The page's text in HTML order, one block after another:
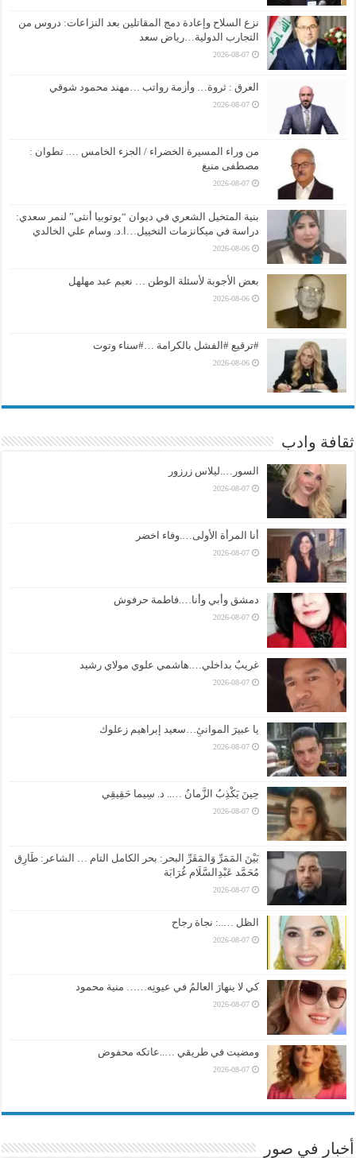
نزع السلاح وإعادة دمج المقاتلين بعد النزاعات: دروس من
التجارب الدولية…رياض سعد
2026-08-07
العرق : ثروة… وأزمة رواتب …مهند محمود شوقي
2026-08-07
من وراء المسيرة الخضراء / الجزء الخامس …. تطوان :
مصطفى منيغ
2026-08-07
بنية المتخيل الشعري في ديوان “يوتوبيا أنثى” لنمر سعدي:
دراسة في ميكانزمات التخييل…ا.د. وسام علي الخالدي
2026-08-06
بعض الأجوبة لأسئلة الوطن … نعيم عبد مهلهل
2026-08-06
#ترقيع #الفشل بالكرامة …#سناء وتوت
2026-08-06
ثقافة وادب
السور….ليلاس زرزور
2026-08-07
أنا المرأة الأولى….وفاء اخضر
2026-08-07
دمشق وأبي وأنا….فاطمة حرفوش
2026-08-07
غريبٌ بداخلي….هاشمي علوي مولاي رشيد
2026-08-07
يا عبيرَ الموانئِ…سعيد إبراهيم زعلوك
2026-08-07
حِينَ يَكْذِبُ الزَّمانُ ….. د. سِيما حَقِيقِي
2026-08-07
بَيْنَ المَمَرِّ وَالمَقَرِّ البحر: بحر الكامل التام … الشاعر: طَارِق
مُحَمَّد عَبْدِالسَّلَام غُرَابَة
2026-08-07
الظل …..: نجاة رجاح
2026-08-07
كي لا ينهارَ العالمُ في عيونِه…… منية محمود
2026-08-07
ومضيت في طريقي …..عاتكه محفوض
2026-08-07
أخبار في صور